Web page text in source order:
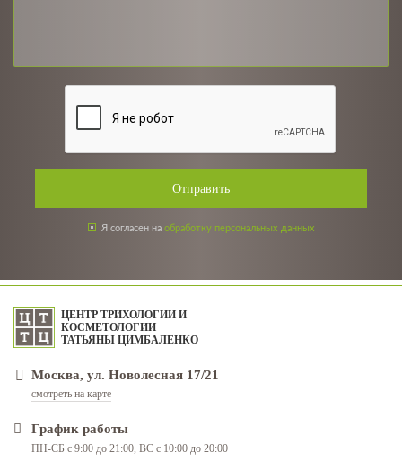
Отправить
Я согласен на обработку персональных данных
ЦЕНТР ТРИХОЛОГИИ И
КОСМЕТОЛОГИИ
ТАТЬЯНЫ ЦИМБАЛЕНКО
Москва, ул. Новолесная 17/21
смотреть на карте
График работы
ПН-СБ с 9:00 до 21:00, ВС с 10:00 до 20:00